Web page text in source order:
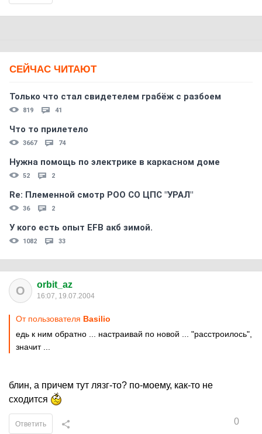
СЕЙЧАС ЧИТАЮТ
Только что стал свидетелем грабёж с разбоем
819 41
Что то прилетело
3667 74
Нужна помощь по электрике в каркасном доме
52 2
Re: Племеннoй смoтр РOO CO ЦПС "УРАЛ"
36 2
У кого есть опыт EFB акб зимой.
1082 33
O orbit_az
16:07, 19.07.2004
От пользователя Basilio
едь к ним обратно ... настраивай по новой ... "расстроилось",
значит ...
блин, а причем тут лязг-то? по-моему, как-то не
сходится
0
Ответить